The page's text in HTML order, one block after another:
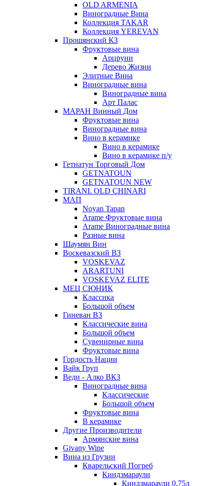
OLD ARMENIA
Виноградные Вина
Коллекция TAKAR
Коллекция YEREVAN
Прошянский КЗ
Фруктовые вина
Арцруни
Дерево Жизни
Элитные Вина
Виноградные вина
Виноградные вина
Арт Палас
МАРАН Винный Дом
Фруктовые вина
Виноградные вина
Вино в керамике
Вино в керамике
Вино в керамике п/у
Гетнатун Торговый Дом
GETNATOUN
GETNATOUN NEW
TIRANI. OLD CHINARI
МАП
Noyan Tapan
Arame Фруктовые вина
Arame Виноградные вина
Разные вина
Шаумян Вин
Воскевазский ВЗ
VOSKEVAZ
ARARTUNI
VOSKEVAZ ELITE
МЕЦ СЮНИК
Классика
Большой объем
Гиневан ВЗ
Классические вина
Большой объем
Сувенирные вина
Фруктовые вина
Гордость Нации
Вайк Груп
Веди - Алко ВКЗ
Виноградные вина
Классические
Большой объем
Фруктовые вина
В керамике
Другие Производители
Армянские вина
Givany Wine
Вина из Грузии
Кварельский Погреб
Киндзмараули
Киндзмараули 0,75л